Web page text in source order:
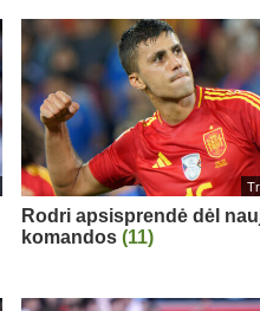
Rodri apsisprendė dėl
komandos(11)